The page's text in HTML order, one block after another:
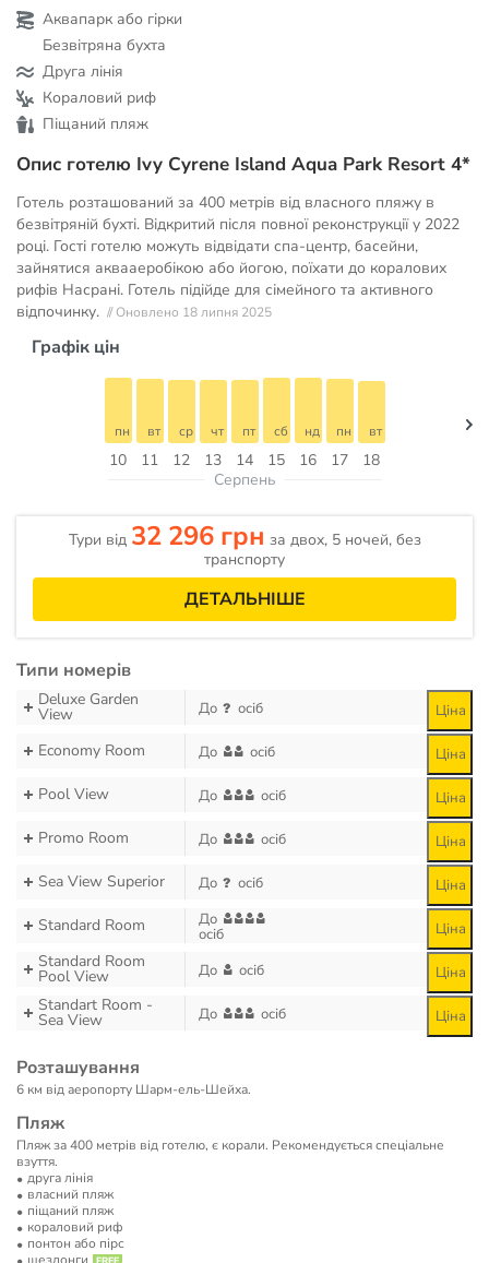
Аквапарк або гірки
Безвітряна бухта
Друга лінія
Кораловий риф
Піщаний пляж
Опис готелю Ivy Cyrene Island Aqua Park Resort 4*
Готель розташований за 400 метрів від власного пляжу в
безвітряній бухті. Відкритий після повної реконструкції у 2022
році. Гості готелю можуть відвідати спа-центр, басейни,
зайнятися аквааеробікою або йогою, поїхати до коралових
рифів Насрані. Готель підійде для сімейного та активного
відпочинку. // Оновлено 18 липня 2025
Графік цін
10
пн
11
вт
12
ср
13
чт
14
пт
15
сб
16
нд
17
пн
18
вт
Серпень
Тури від 32 296 грн за двох, 5 ночей, без
транспорту
ДЕТАЛЬНІШЕ
Типи номерів
Deluxe Garden
View До осіб Ціна
Economy Room До осіб Ціна
Pool View До осіб Ціна
Promo Room До осіб Ціна
Sea View Superior До осіб Ціна
Standard Room До
осіб Ціна
Standard Room
Pool View До осіб Ціна
Standart Room -
Sea View До осіб Ціна
Розташування
6 км від аеропорту Шарм-ель-Шейха.
Пляж
Пляж за 400 метрів від готелю, є корали. Рекомендується спеціальне
взуття.
друга лінія
власний пляж
піщаний пляж
кораловий риф
понтон або пірс